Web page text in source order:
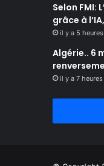
Selon FMI:
grâce à
il y a 5 heures
Algérie.. 6
il y a 7 heures